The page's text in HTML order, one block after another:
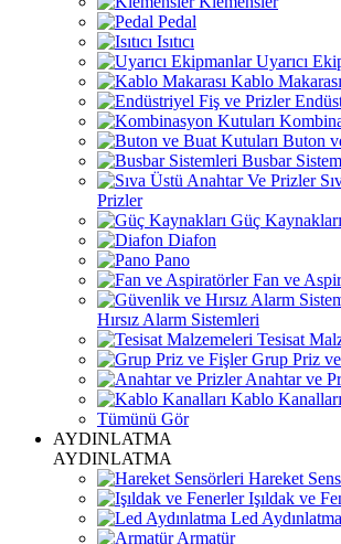
Pedal
Isıtıcı
Uyarıcı
Kablo Makarası
Buton
Busbar
Prizler
Güç Kaynakları
Diafon
Pano
Fan ve
Hırsız Alarm Sistemleri
Tesisat
Grup Priz
Anahtar ve
Kablo Kanalları
Tümünü Gör
AYDINLATMA
AYDINLATMA
Hareket
Işıldak ve
Led Aydınlatma
Armatür